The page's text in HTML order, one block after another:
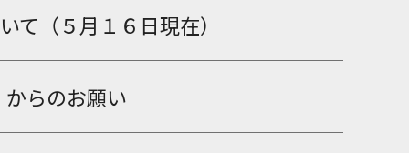
（５月１６日現在）
らのお願い